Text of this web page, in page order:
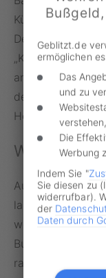
Kürzungen
Deutschen
„Kampfansage
an uns
der
Höhe von etwa
Weniger
Auch die
laut zeit.de ab
werden. Wie eine
rasches
Geblitzt.de
ermöglichen
Das
und zu
Die
Werbung
Indem Sie "
Sie diesen zu
widerrufbar).
der
Daten durch